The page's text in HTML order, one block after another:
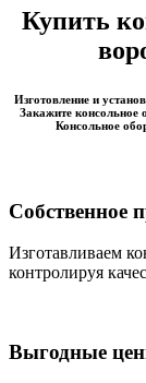
Купить
Изготовление и
Закажите консольное
Консольное
Собственное
Изготавливаем
контролируя
Выгодные